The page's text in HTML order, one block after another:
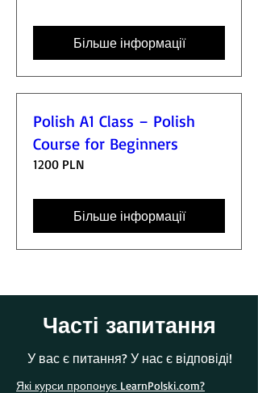
Більше інформації
Polish A1 Class – Polish
Course for Beginners
1200 PLN
Більше інформації
Часті запитання
У вас є питання? У нас є відповіді!
Які курси пропонує LearnPolski.com?